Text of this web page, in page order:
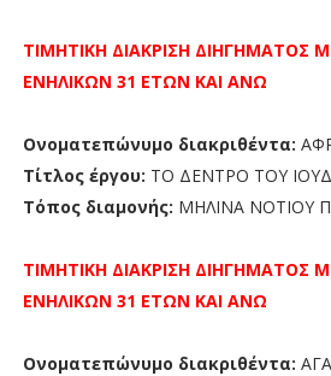
ΤΙΜΗΤΙΚΗ ΔΙΑΚΡΙΣΗ ΔΙΗΓΗΜΑΤΟΣ
ΕΝΗΛΙΚΩΝ 31 ΕΤΩΝ ΚΑΙ ΑΝΩ
Ονοματεπώνυμο διακριθέντα:
Τίτλος έργου: ΤΟ ΔΕΝΤΡΟ ΤΟΥ
Τόπος διαμονής: ΜΗΛΙΝΑ ΝΟΤΙΟΥ
ΤΙΜΗΤΙΚΗ ΔΙΑΚΡΙΣΗ ΔΙΗΓΗΜΑΤΟΣ
ΕΝΗΛΙΚΩΝ 31 ΕΤΩΝ ΚΑΙ ΑΝΩ
Ονοματεπώνυμο διακριθέντα: